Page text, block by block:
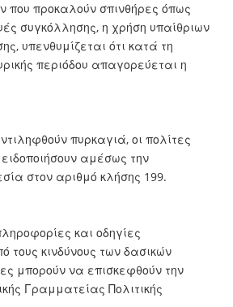
που προκαλούν σπινθήρες όπως
συγκόλλησης, η χρήση υπαίθριων
υπενθυμίζεται ότι κατά τη
περιόδου απαγορεύεται η
πυρκαγιά, οι πολίτες
αμέσως την
στον αριθμό κλήσης 199.
και οδηγίες
τους κινδύνους των δασικών
μπορούν να επισκεφθούν την
Γραμματείας Πολιτικής